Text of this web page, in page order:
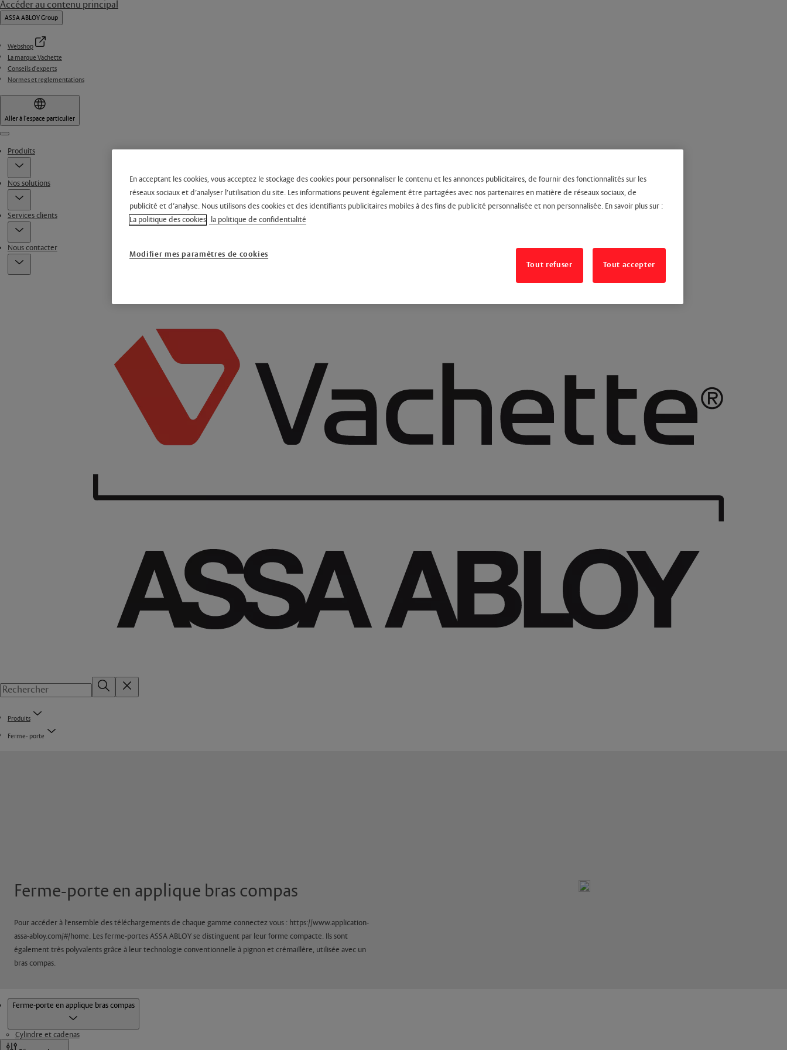
Accéder au contenu principal
ASSA ABLOY Group
Webshop
La marque Vachette
Conseils d'experts
Normes et reglementations
Aller à l'espace particulier
Menu
Produits
Nos solutions
Services clients
Nous contacter
Produits
Ferme- porte
Ferme-porte en applique bras compas
Pour accéder à l'ensemble des téléchargements de chaque gamme connectez vous : https://www.application-
assa-abloy.com/#/home. Les ferme-portes ASSA ABLOY se distinguent par leur forme compacte. Ils sont
également très polyvalents grâce à leur technologie conventionnelle à pignon et crémaillère, utilisée avec un
bras compas.
Ferme-porte en applique bras compas
Cylindre et cadenas
En acceptant les cookies, vous acceptez le stockage des cookies pour personnaliser le contenu et les annonces publicitaires, de fournir des fonctionnalités sur les
réseaux sociaux et d’analyser l’utilisation du site. Les informations peuvent également être partagées avec nos partenaires en matière de réseaux sociaux, de
publicité et d’analyse. Nous utilisons des cookies et des identifiants publicitaires mobiles à des fins de publicité personnalisée et non personnalisée. En savoir plus sur :
La politique des cookies la politique de confidentialité
Modifier mes paramètres de cookies
Tout refuser
Tout accepter